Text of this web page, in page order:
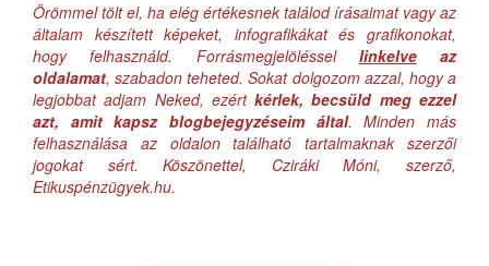
Örömmel tölt el, ha elég értékesnek találod írásaimat vagy az
általam készített képeket, infografikákat és grafikonokat,
hogy felhasználd. Forrásmegjelöléssel linkelveaz
oldalamat, szabadon teheted. Sokat dolgozom azzal, hogy a
legjobbat adjam Neked, ezértkérlek, becsüld meg ezzel
azt, amit kapsz blogbejegyzéseim által. Minden más
felhasználása az oldalon található tartalmaknak szerzői
jogokat sért. Köszönettel, Cziráki Móni, szerző,
Etikuspénzügyek.hu.